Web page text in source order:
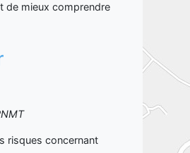
de mieux comprendre
risques concernant